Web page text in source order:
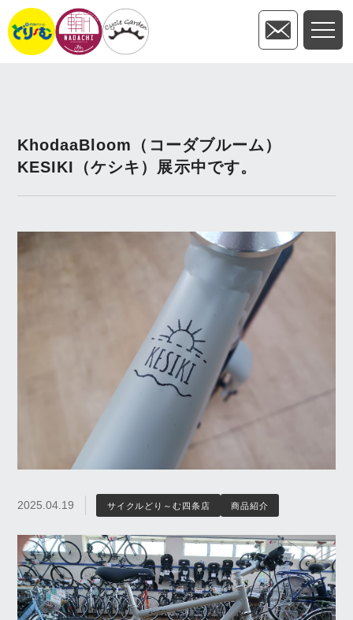
KhodaaBloom（コーダブルーム）
KESIKI（ケシキ）展示中です。
2025.04.19 サイクルどり～む四条店 商品紹介